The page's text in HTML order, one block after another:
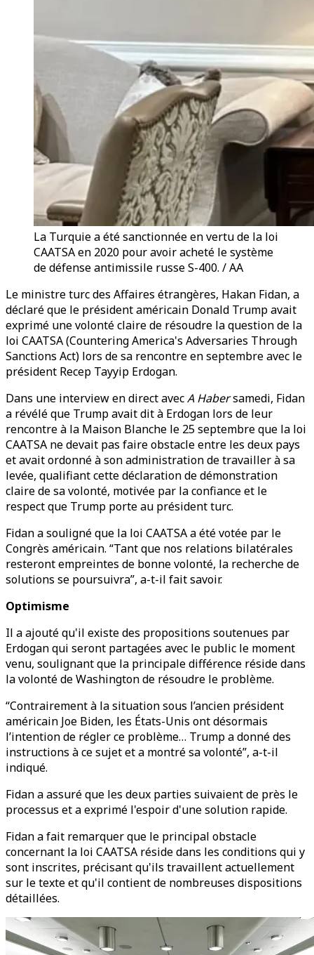
La Turquie a été sanctionnée en vertu de la loi
CAATSA en 2020 pour avoir acheté le système
de défense antimissile russe S-400. / AA
Le ministre turc des Affaires étrangères, Hakan Fidan, a
déclaré que le président américain Donald Trump avait
exprimé une volonté claire de résoudre la question de la
loi CAATSA (Countering America's Adversaries Through
Sanctions Act) lors de sa rencontre en septembre avec le
président Recep Tayyip Erdogan.
Dans une interview en direct avecA Habersamedi, Fidan
a révélé que Trump avait dit à Erdogan lors de leur
rencontre à la Maison Blanche le 25 septembre que la loi
CAATSA ne devait pas faire obstacle entre les deux pays
et avait ordonné à son administration de travailler à sa
levée, qualifiant cette déclaration de démonstration
claire de sa volonté, motivée par la confiance et le
respect que Trump porte au président turc.
Fidan a souligné que la loi CAATSA a été votée par le
Congrès américain. “Tant que nos relations bilatérales
resteront empreintes de bonne volonté, la recherche de
solutions se poursuivra”, a-t-il fait savoir.
Optimisme
Il a ajouté qu'il existe des propositions soutenues par
Erdogan qui seront partagées avec le public le moment
venu, soulignant que la principale différence réside dans
la volonté de Washington de résoudre le problème.
“Contrairement à la situation sous l’ancien président
américain Joe Biden, les États-Unis ont désormais
l’intention de régler ce problème… Trump a donné des
instructions à ce sujet et a montré sa volonté”, a-t-il
indiqué.
Fidan a assuré que les deux parties suivaient de près le
processus et a exprimé l'espoir d'une solution rapide.
Fidan a fait remarquer que le principal obstacle
concernant la loi CAATSA réside dans les conditions qui y
sont inscrites, précisant qu'ils travaillent actuellement
sur le texte et qu'il contient de nombreuses dispositions
détaillées.